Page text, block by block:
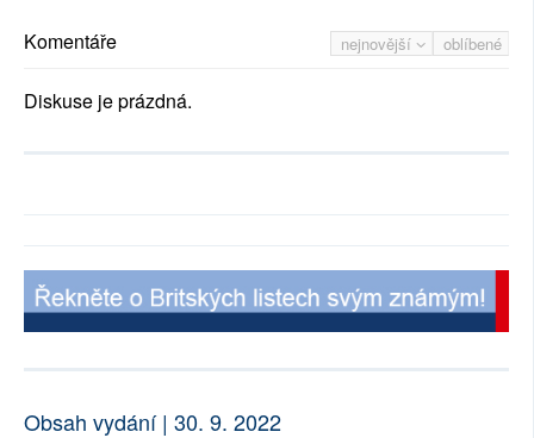
nejnovější oblíbené
Komentáře
Diskuse je prázdná.
Obsah vydání | 30. 9. 2022